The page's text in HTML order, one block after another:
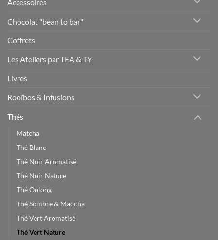
Accessoires
Chocolat "bean to bar"
Coffrets
Les Ateliers par TEA & TY
Livres
Rooïbos & Infusions
Thés
Matcha
Thé Blanc
Thé Noir Aromatisé
Thé Noir Nature
Thé Oolong
Thé Sombre & Maocha
Thé Vert Aromatisé
Thé Vert Nature